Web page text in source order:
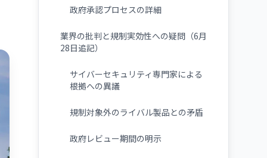
政府承認プロセスの詳細
業界の批判と規制実効性への疑問（6月
28日追記）
サイバーセキュリティ専門家による
根拠への異議
規制対象外のライバル製品との矛盾
政府レビュー期間の明示